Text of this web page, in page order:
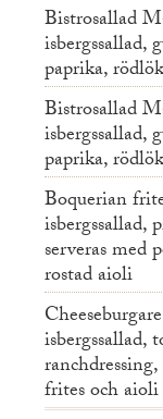
Bistrosallad
isbergssallad,
paprika,
Bistrosallad
isbergssallad,
paprika,
Boquerian
isbergssallad,
serveras med
rostad aioli
isbergssallad,
frites och aioli